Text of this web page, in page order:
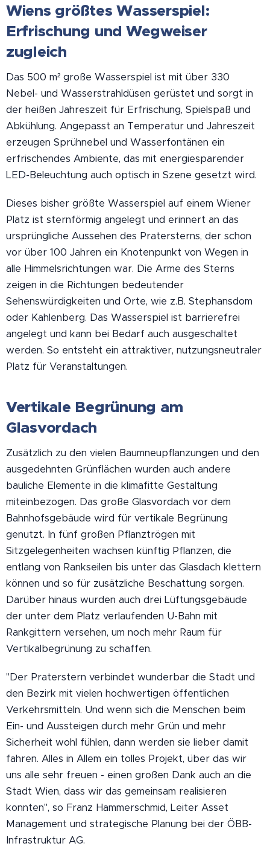
Wiens größtes Wasserspiel:
Erfrischung und Wegweiser
zugleich
Das 500 m² große Wasserspiel ist mit über 330
Nebel- und Wasserstrahldüsen gerüstet und sorgt in
der heißen Jahreszeit für Erfrischung, Spielspaß und
Abkühlung. Angepasst an Temperatur und Jahreszeit
erzeugen Sprühnebel und Wasserfontänen ein
erfrischendes Ambiente, das mit energiesparender
LED-Beleuchtung auch optisch in Szene gesetzt wird.
Dieses bisher größte Wasserspiel auf einem Wiener
Platz ist sternförmig angelegt und erinnert an das
ursprüngliche Aussehen des Pratersterns, der schon
vor über 100 Jahren ein Knotenpunkt von Wegen in
alle Himmelsrichtungen war. Die Arme des Sterns
zeigen in die Richtungen bedeutender
Sehenswürdigkeiten und Orte, wie z.B. Stephansdom
oder Kahlenberg. Das Wasserspiel ist barrierefrei
angelegt und kann bei Bedarf auch ausgeschaltet
werden. So entsteht ein attraktiver, nutzungsneutraler
Platz für Veranstaltungen.
Vertikale Begrünung am
Glasvordach
Zusätzlich zu den vielen Baumneupflanzungen und den
ausgedehnten Grünflächen wurden auch andere
bauliche Elemente in die klimafitte Gestaltung
miteinbezogen. Das große Glasvordach vor dem
Bahnhofsgebäude wird für vertikale Begrünung
genutzt. In fünf großen Pflanztrögen mit
Sitzgelegenheiten wachsen künftig Pflanzen, die
entlang von Rankseilen bis unter das Glasdach klettern
können und so für zusätzliche Beschattung sorgen.
Darüber hinaus wurden auch drei Lüftungsgebäude
der unter dem Platz verlaufenden U-Bahn mit
Rankgittern versehen, um noch mehr Raum für
Vertikalbegrünung zu schaffen.
"Der Praterstern verbindet wunderbar die Stadt und
den Bezirk mit vielen hochwertigen öffentlichen
Verkehrsmitteln. Und wenn sich die Menschen beim
Ein- und Aussteigen durch mehr Grün und mehr
Sicherheit wohl fühlen, dann werden sie lieber damit
fahren. Alles in Allem ein tolles Projekt, über das wir
uns alle sehr freuen - einen großen Dank auch an die
Stadt Wien, dass wir das gemeinsam realisieren
konnten", so Franz Hammerschmid, Leiter Asset
Management und strategische Planung bei der ÖBB-
Infrastruktur AG.